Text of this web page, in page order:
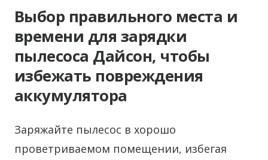
Выбор правильного места и
времени для зарядки
пылесоса Дайсон, чтобы
избежать повреждения
аккумулятора
Заряжайте пылесос в хорошо
проветриваемом помещении, избегая